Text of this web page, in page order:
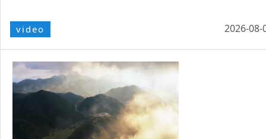
video 2026-08-